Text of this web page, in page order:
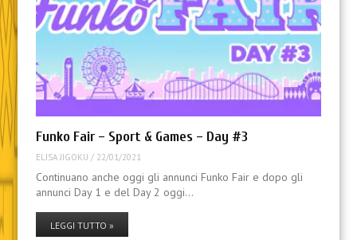
Funko Fair – Sport & Games – Day #3
ELISA JIGOKU / 22/01/2021
Continuano anche oggi gli annunci Funko Fair e dopo gli
annunci Day 1 e del Day 2 oggi…
LEGGI TUTTO »